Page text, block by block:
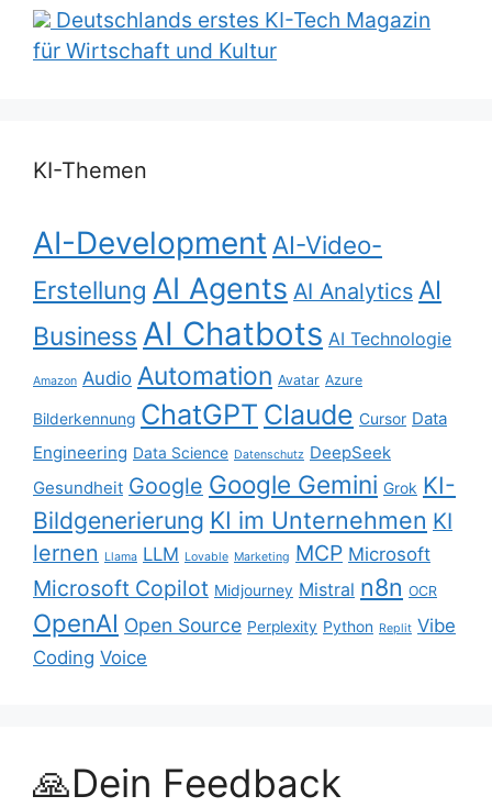
Deutschlands erstes KI-Tech Magazin
für Wirtschaft und Kultur
KI-Themen
AI-Development AI-Video-
Erstellung AI Agents AI Analytics AI
Business AI Chatbots AI Technologie
Amazon Audio Automation Avatar Azure
Bilderkennung ChatGPT Claude Cursor Data
Engineering Data Science Datenschutz DeepSeek
Gesundheit Google Google Gemini Grok KI-
Bildgenerierung KI im Unternehmen KI
lernen
Llama LLM Lovable Marketing MCP Microsoft
Microsoft Copilot Midjourney Mistral n8n OCR
OpenAI Open Source Perplexity Python Replit Vibe
Coding Voice
🙏Dein Feedback